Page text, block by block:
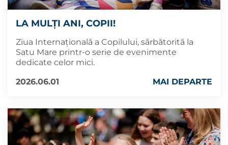
LA MULȚI ANI, COPII!
Ziua Internațională a Copilului, sărbătorită la
Satu Mare printr-o serie de evenimente
dedicate celor mici.
2026.06.01
MAI DEPARTE